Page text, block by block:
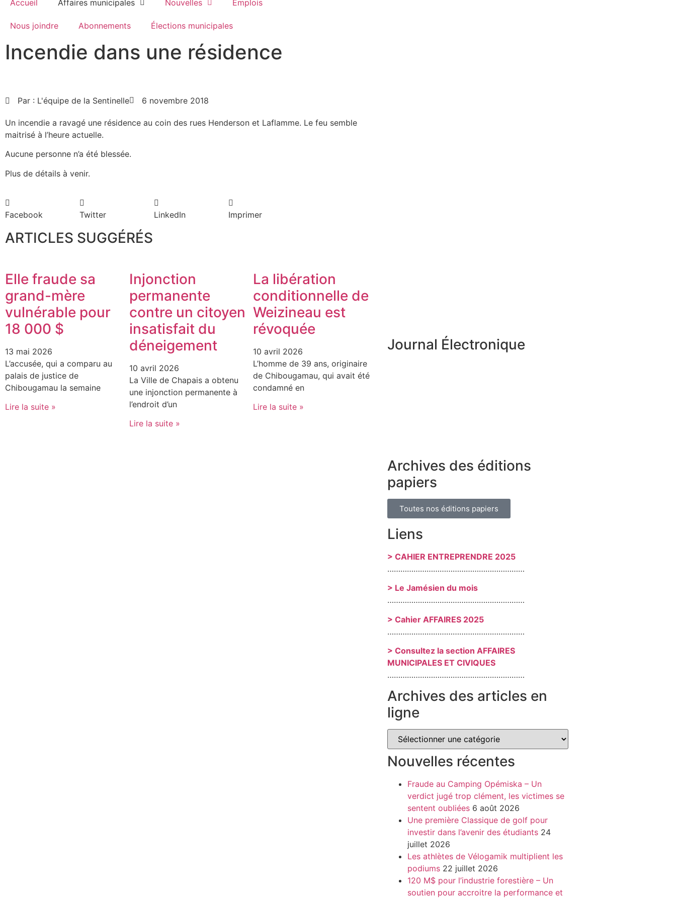
Accueil Affaires municipales Nouvelles Emplois
Nous joindre Abonnements Élections municipales
Incendie dans une résidence
Par : L'équipe de la Sentinelle 6 novembre 2018
Un incendie a ravagé une résidence au coin des rues Henderson et Laflamme. Le feu semble
maitrisé à l’heure actuelle.
Aucune personne n’a été blessée.
Plus de détails à venir.
Facebook Twitter LinkedIn Imprimer
ARTICLES SUGGÉRÉS
Elle fraude sa
grand-mère
vulnérable pour
18 000 $
13 mai 2026
L’accusée, qui a comparu au
palais de justice de
Chibougamau la semaine
Lire la suite »
Injonction
permanente
contre un citoyen
insatisfait du
déneigement
10 avril 2026
La Ville de Chapais a obtenu
une injonction permanente à
l’endroit d’un
Lire la suite »
La libération
conditionnelle de
Weizineau est
révoquée
10 avril 2026
L’homme de 39 ans, originaire
de Chibougamau, qui avait été
condamné en
Lire la suite »
Journal Électronique
Archives des éditions
papiers
Toutes nos éditions papiers
Liens
> CAHIER ENTREPRENDRE 2025
………………………………………………………
> Le Jamésien du mois
………………………………………………………
> Cahier AFFAIRES 2025
………………………………………………………
> Consultez la section AFFAIRES
MUNICIPALES ET CIVIQUES
………………………………………………………
Archives des articles en
ligne
Nouvelles récentes
Fraude au Camping Opémiska – Un
verdict jugé trop clément, les victimes se
sentent oubliées 6 août 2026
Une première Classique de golf pour
investir dans l’avenir des étudiants 24
juillet 2026
Les athlètes de Vélogamik multiplient les
podiums 22 juillet 2026
120 M$ pour l’industrie forestière – Un
soutien pour accroitre la performance et